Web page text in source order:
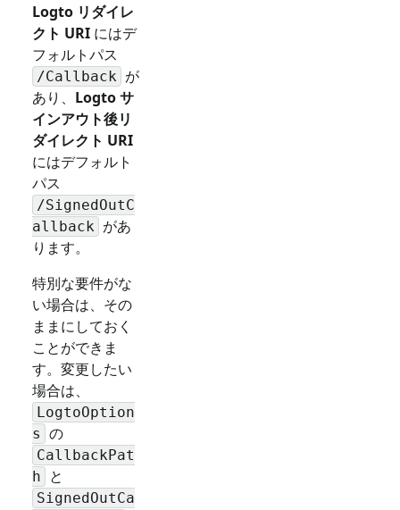
Logto リダイレ
クト URI にはデ
フォルトパス
/Callback が
あり、 Logto サ
インアウト後リ
ダイレクト URI
にはデフォルト
パス
/SignedOutC
allback があ
ります。
特別な要件がな
い場合は、その
ままにしておく
ことができま
す。変更したい
場合は、
LogtoOption
s の
CallbackPat
h
と
SignedOutCa